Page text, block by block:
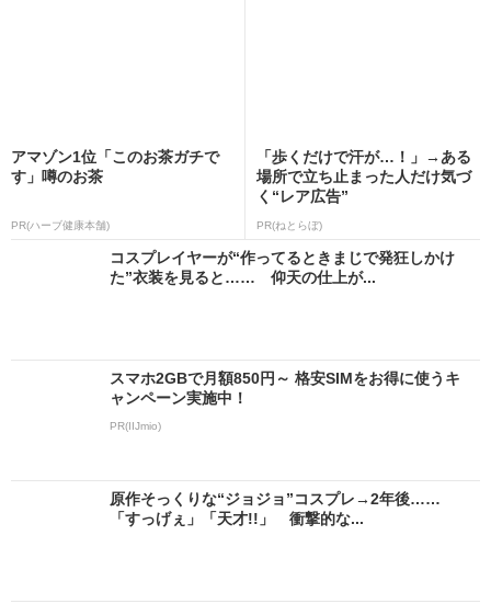
アマゾン1位「このお茶ガチで
す」噂のお茶
PR(ハーブ健康本舗)
「歩くだけで汗が…！」→ある
場所で立ち止まった人だけ気づ
く“レア広告”
PR(ねとらぼ)
コスプレイヤーが“作ってるときまじで発狂しかけ
た”衣装を見ると…… 仰天の仕上が...
スマホ2GBで月額850円～ 格安SIMをお得に使うキ
ャンペーン実施中！
PR(IIJmio)
原作そっくりな“ジョジョ”コスプレ→2年後……
「すっげぇ」「天才!!」 衝撃的な...